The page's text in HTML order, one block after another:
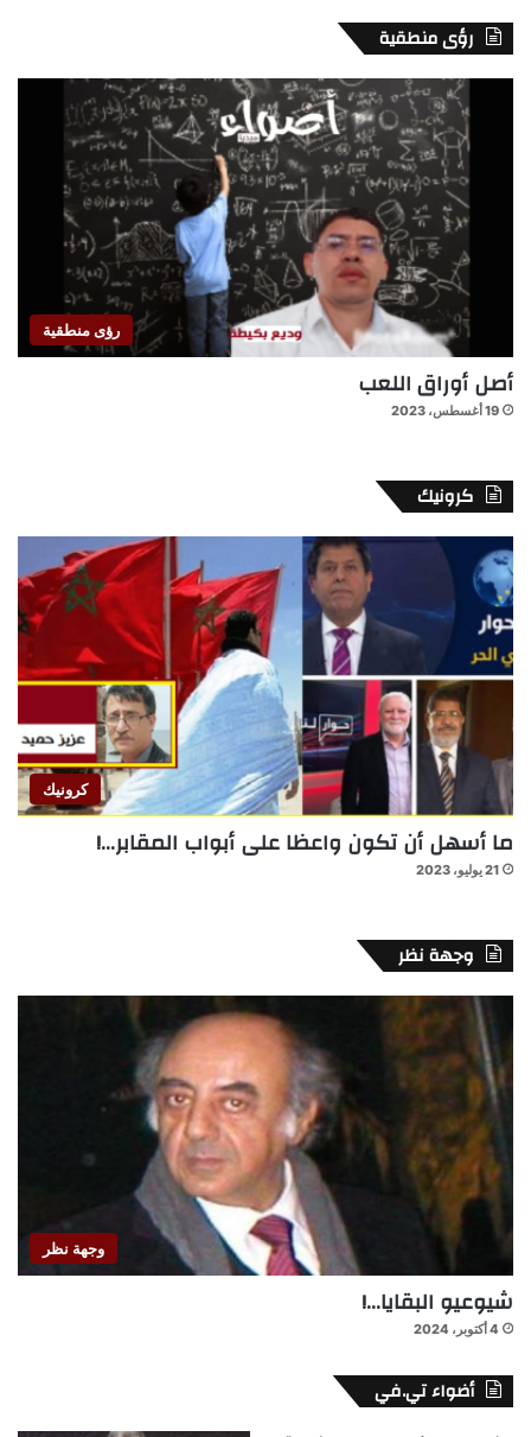
رؤى منطقية
رؤى منطقية
أصل أوراق اللعب
19 أغسطس، 2023
كرونيك
كرونيك
ما أسهل أن تكون واعظا على أبواب المقابر…!
21 يوليو، 2023
وجهة نظر
وجهة نظر
شيوعيو البقايا…!
4 أكتوبر، 2024
أضواء تي.في